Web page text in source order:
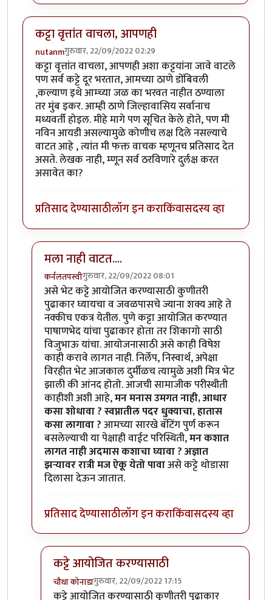
कट्टा वृत्तांत वाचला, आपणही
nutanmगुरुवार, 22/09/2022 02:29
कट्टा वृत्तांत वाचला, आपणही अशा कट्टयांना जावे वाटले
पण सर्व कट्टे दूर भरतात, आमच्या ठाणे डोंबिवली
,कल्याण इथे आम्च्या ज‌ळ का भरवत नाहीत ठण्याला
तर मुंब इकर. आम्ही ठाणे जिल्हावासिय सर्वानाच
मध्यवर्ती होइल. मीहे मागे पण सूचित केले होते, पण मी
नविन आयडी असल्यामुळे कोणीच लक्ष दिले नसल्याचे
वाटत आहे , त्यांत मी फक्त वाचक म्हणूनच प्रतिसाद देत
असते. लेखक नाही, म्णून सर्व ठरविणारे दुर्लक्ष करत
असावेत का?
प्रतिसाद देण्यासाठीलॉग इन कराकिंवासदस्य व्हा
मला नाही वाटत....
कर्नलतपस्वीगुरुवार, 22/09/2022 08:01
In reply toकट्टा वृत्तांत वाचला, आपणहीby
असे भेट कट्टे आयोजित करण्यासाठी कुणीतरी
पुढाकार घ्यायचा व जवळपासचे ज्याना शक्य आहे ते
नक्कीच एकत्र येतील. पुणे कट्टा आयोजित करण्यात
पाषाणभेद यांचा पुढाकार होता तर शिकागो साठी
विजुभाऊ यांचा. आयोजनासाठी असे काही विषेश
काही करावे लागत नाही. निर्लेप, निस्वार्थ, अपेक्षा
विरहीत भेट आजकाल दुर्मीळच त्यामुळे अशी मित्र भेट
झाली की आंनद होतो. आजची सामाजीक परीस्थीती
काहीशी अशी आहे,मन मनास उमगत नाही, आधार
कसा शोधावा ? स्वप्नातील पदर धुक्याचा, हातास
कसा लागावा ?आमच्या सारखे बॅटिंग पुर्ण करून
बसलेल्याची या पेक्षाही वाईट परिस्थिती,मन कशात
लागत नाही अदमास कशाचा घ्यावा ? अज्ञात
झर्‍यावर रात्री मज ऐकू येतो पावाअसे कट्टे थोडासा
दिलासा देऊन जातात.
प्रतिसाद देण्यासाठीलॉग इन कराकिंवासदस्य व्हा
कट्टे आयोजित करण्यासाठी
चौथा कोनाडागुरुवार, 22/09/2022 17:15
In reply toमला नाही वाटत....byकर्नलतपस्वी
कट्टे आयोजित करण्यासाठी कुणीतरी पुढाकार